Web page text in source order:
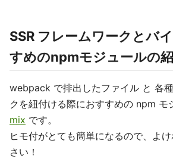
SSR フレームワークとバ
すめのnpmモジュールの
webpack で排出したファイル と 各
クを紐付ける際におすすめの npm モ
mix です。
ヒモ付がとても簡単になるので、よ
さい！